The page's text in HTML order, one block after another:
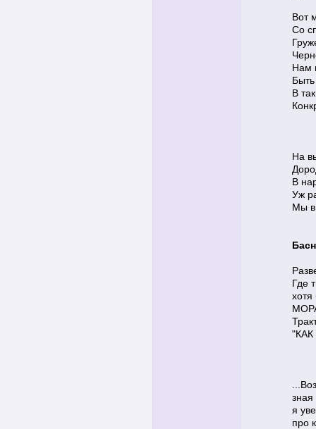
Вот
Со
Нам
В
На
В
Уж
Мы в
Где
я
про